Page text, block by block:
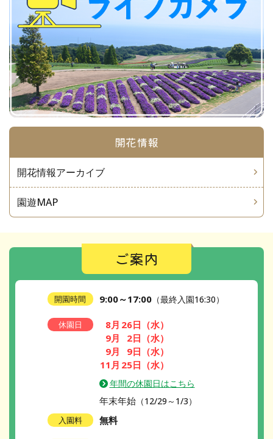
開花情報
開花情報アーカイブ
園遊MAP
ご案内
開園時間 9:00～17:00（最終入園16:30）
休園日 8月 26日 （水）
9月
2日 （水）
9月
9日 （水）
11月 25日 （水）
年間の休園日はこちら
年末年始（12/29～1/3）
入園料 無料